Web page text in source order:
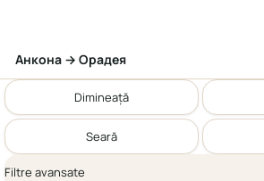
Анкона → Орадея
Dimineață
Seară
Filtre avansate